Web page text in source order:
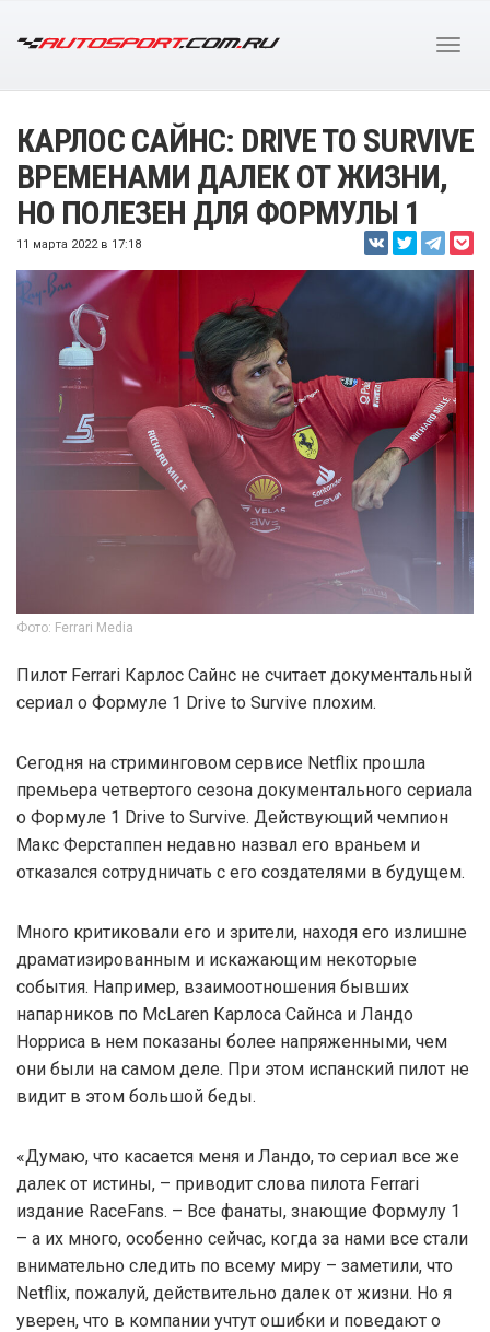
КАРЛОС САЙНС: DRIVE TO SURVIVE
ВРЕМЕНАМИ ДАЛЕК ОТ ЖИЗНИ,
НО ПОЛЕЗЕН ДЛЯ ФОРМУЛЫ 1
11 марта 2022 в 17:18
Фото: Ferrari Media
Пилот Ferrari Карлос Сайнс не считает документальный
сериал о Формуле 1 Drive to Survive плохим.
Сегодня на стриминговом сервисе Netflix прошла
премьера четвертого сезона документального сериала
о Формуле 1 Drive to Survive. Действующий чемпион
Макс Ферстаппен недавно назвал его враньем и
отказался сотрудничать с его создателями в будущем.
Много критиковали его и зрители, находя его излишне
драматизированным и искажающим некоторые
события. Например, взаимоотношения бывших
напарников по McLaren Карлоса Сайнса и Ландо
Норриса в нем показаны более напряженными, чем
они были на самом деле. При этом испанский пилот не
видит в этом большой беды.
«Думаю, что касается меня и Ландо, то сериал все же
далек от истины, – приводит слова пилота Ferrari
издание RaceFans. – Все фанаты, знающие Формулу 1
– а их много, особенно сейчас, когда за нами все стали
внимательно следить по всему миру – заметили, что
Netflix, пожалуй, действительно далек от жизни. Но я
уверен, что в компании учтут ошибки и поведают о